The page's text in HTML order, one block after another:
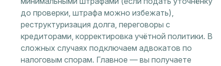
до проверки, штрафа можно избежать),
реструктуризация долга, переговоры с
кредиторами, корректировка учётной политики. В
сложных случаях подключаем адвокатов по
налоговым спорам. Главное — вы получаете